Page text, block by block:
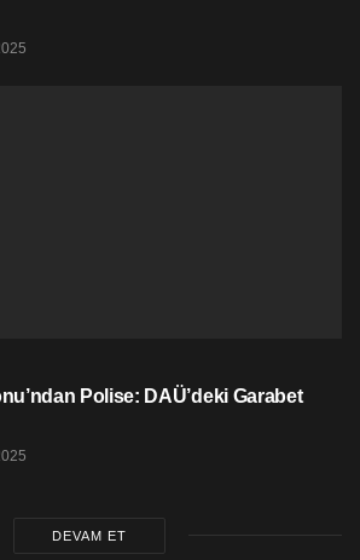
Polise: DAÜ’deki Garabet
DEVAM ET